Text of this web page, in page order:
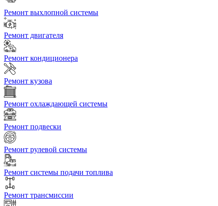
Ремонт выхлопной системы
Ремонт двигателя
Ремонт кондиционера
Ремонт кузова
Ремонт охлаждающей системы
Ремонт подвески
Ремонт рулевой системы
Ремонт системы подачи топлива
Ремонт трансмиссии